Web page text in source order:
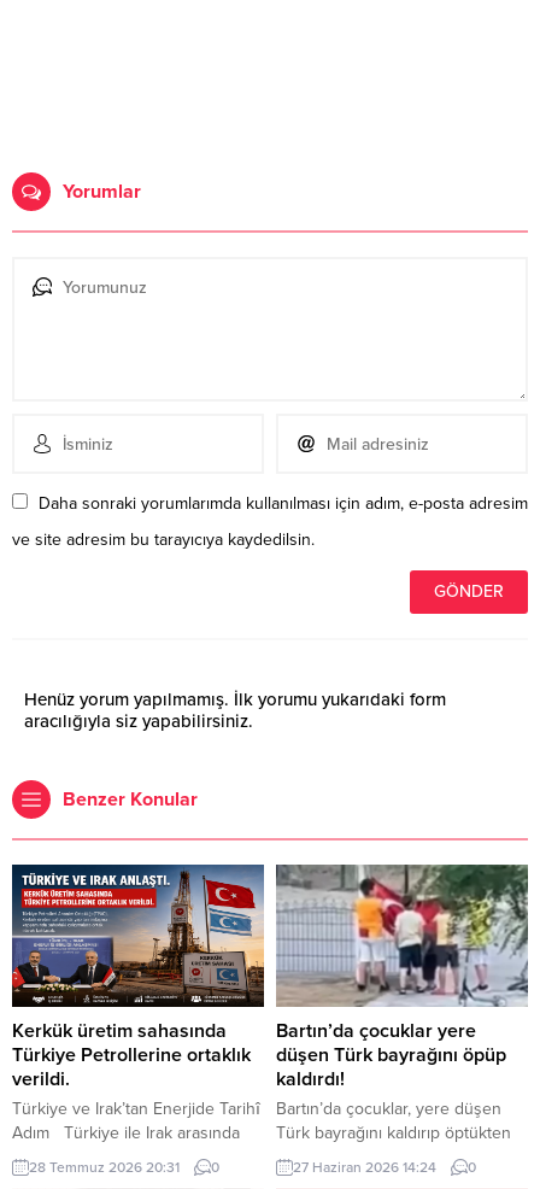
Yorumlar
Daha sonraki yorumlarımda kullanılması için adım, e-posta adresim
ve site adresim bu tarayıcıya kaydedilsin.
Henüz yorum yapılmamış. İlk yorumu yukarıdaki form
aracılığıyla siz yapabilirsiniz.
Benzer Konular
Kerkük üretim sahasında
Türkiye Petrollerine ortaklık
verildi.
Türkiye ve Irak’tan Enerjide Tarihî
Adım Türkiye ile Irak arasında
enerji alanındaki iş birliği yeni bir
aşamaya taşındı. Cumhurbaşkanı
28 Temmuz 2026 20:31 0
Bartın’da çocuklar yere
düşen Türk bayrağını öpüp
kaldırdı!
Bartın’da çocuklar, yere düşen
Türk bayrağını kaldırıp öptükten
sonra gelen itfaiye ekiplerinin de
yardımıyla göndere çekti. O anlar
27 Haziran 2026 14:24 0